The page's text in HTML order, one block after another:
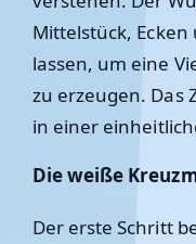
Mittelstück,
lassen, um eine
zu erzeugen. Das
in einer
Die weiße
Der erste Schritt